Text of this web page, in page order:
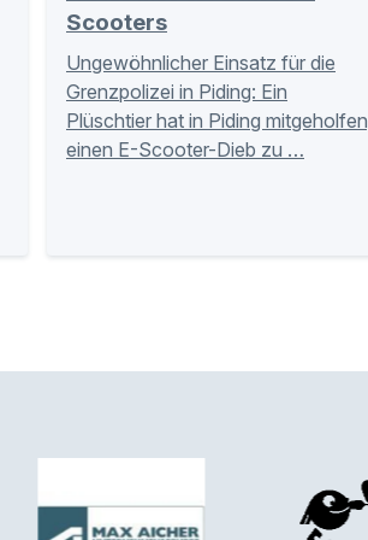
Scooters
Ungewöhnlicher Einsatz für die
Grenzpolizei in Piding: Ein
Plüschtier hat in Piding mitgeholfen,
einen E-Scooter-Dieb zu …